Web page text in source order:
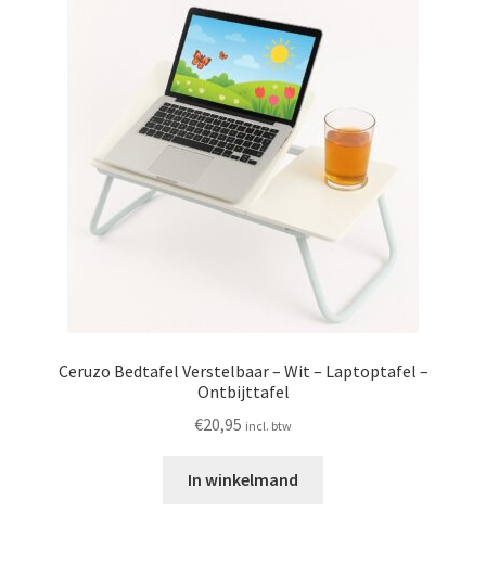
Ceruzo Bedtafel Verstelbaar – Wit – Laptoptafel –
Ontbijttafel
€20,95 incl. btw
In winkelmand